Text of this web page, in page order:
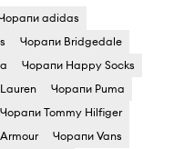
adidas
Чорапи Bridgedale
Чорапи Happy Socks
Чорапи Puma
Чорапи Tommy Hilfiger
Чорапи Vans